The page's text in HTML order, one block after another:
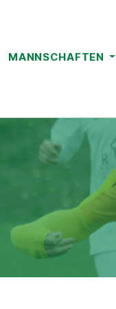
MANNSCHAFTEN